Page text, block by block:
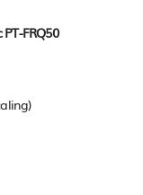
FRQ50